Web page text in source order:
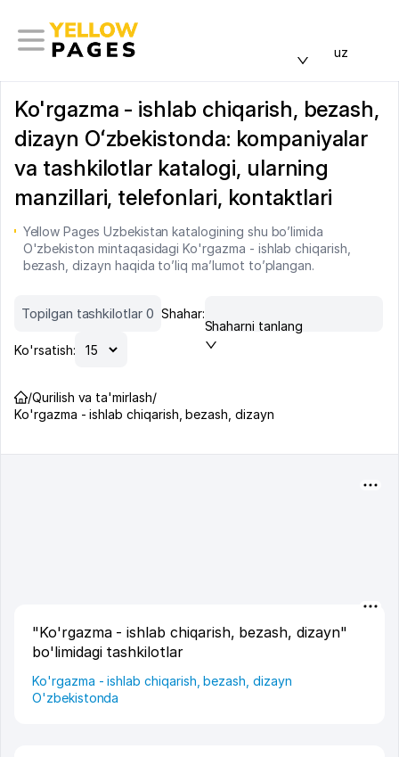
uz
Ko'rgazma - ishlab chiqarish, bezash,
dizayn Oʻzbekistonda: kompaniyalar
va tashkilotlar katalogi, ularning
manzillari, telefonlari, kontaktlari
Yellow Pages Uzbekistan katalogining shu bo’limida
O'zbekiston mintaqasidagi Ko'rgazma - ishlab chiqarish,
bezash, dizayn haqida to’liq ma’lumot to’plangan.
Topilgan tashkilotlar 0 Shahar:
Shaharni tanlang
Ko'rsatish:
/Qurilish va ta'mirlash/
Ko'rgazma - ishlab chiqarish, bezash, dizayn
"Ko'rgazma - ishlab chiqarish, bezash, dizayn"
bo'limidagi tashkilotlar
Ko'rgazma - ishlab chiqarish, bezash, dizayn
O'zbekistonda